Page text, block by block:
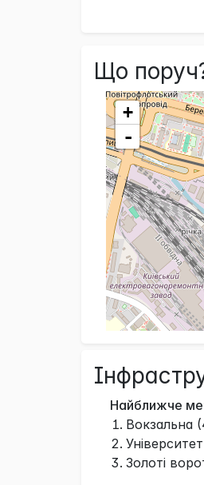
Що
+
-
Найближче
Вокзальна
Золоті